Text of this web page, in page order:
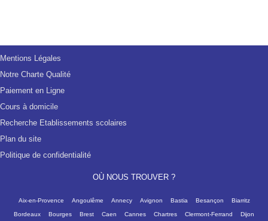
Mentions Légales
Notre Charte Qualité
Paiement en Ligne
Cours à domicile
Recherche Etablissements scolaires
Plan du site
Politique de confidentialité
OÙ NOUS TROUVER ?
Aix-en-Provence Angoulême Annecy Avignon Bastia Besançon Biarritz
Bordeaux Bourges Brest Caen Cannes Chartres Clermont-Ferrand Dijon